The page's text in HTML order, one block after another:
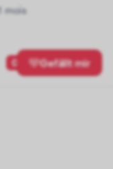
mois
0 Gefällt mir